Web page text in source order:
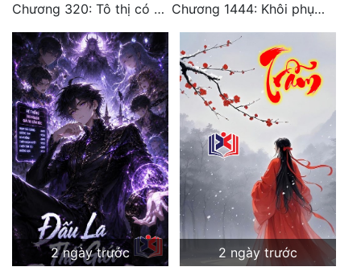
Chương 320: Tô thị có hậu bối, sơ lộ tài năng
Chương 1444: Khôi phục quỹ đạo
2 ngày trước
2 ngày trước